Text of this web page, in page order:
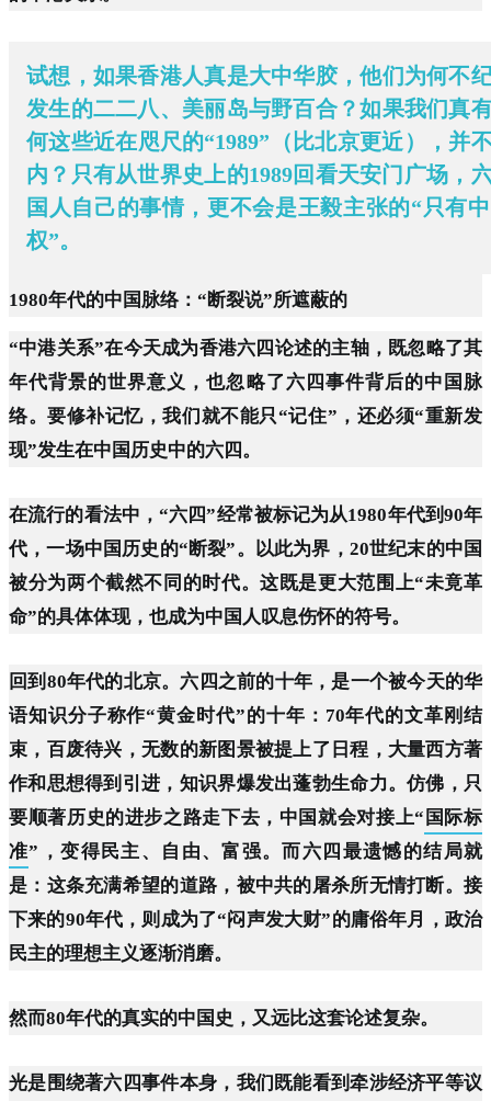
试想，如果香港人真是大中华胶，他们为何不
发生的二二八、美丽岛与野百合？如果我们真
何这些近在咫尺的“1989”（比北京更近），并
内？只有从世界史上的1989回看天安门广场，
国人自己的事情，更不会是王毅主张的“只有
权”。
1980年代的中国脉络：“断裂说”所遮蔽的
“中港关系”在今天成为香港六四论述的主轴，既忽略了其
年代背景的世界意义，也忽略了六四事件背后的中国脉
络。要修补记忆，我们就不能只“记住”，还必须“重新发
现”发生在中国历史中的六四。
在流行的看法中，“六四”经常被标记为从1980年代到90年
代，一场中国历史的“断裂”。以此为界，20世纪末的中国
被分为两个截然不同的时代。这既是更大范围上“未竟革
命”的具体体现，也成为中国人叹息伤怀的符号。
回到80年代的北京。六四之前的十年，是一个被今天的华
语知识分子称作“黄金时代”的十年：70年代的文革刚结
束，百废待兴，无数的新图景被提上了日程，大量西方著
作和思想得到引进，知识界爆发出蓬勃生命力。仿佛，只
要顺著历史的进步之路走下去，中国就会对接上“ 国际标
准”，变得民主、自由、富强。而六四最遗憾的结局就
是：这条充满希望的道路，被中共的屠杀所无情打断。接
下来的90年代，则成为了“闷声发大财”的庸俗年月，政治
民主的理想主义逐渐消磨。
然而80年代的真实的中国史，又远比这套论述复杂。
光是围绕著六四事件本身，我们既能看到牵涉经济平等议